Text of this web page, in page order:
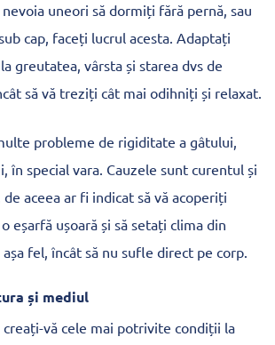
uneori să dormiți fără pernă, sau
cap, faceți lucrul acesta. Adaptați
greutatea, vârsta și starea dvs de
să vă treziți cât mai odihniți și relaxat.
probleme de rigiditate a gâtului,
în special vara. Cauzele sunt curentul și
aceea ar fi indicat să vă acoperiți
eșarfă ușoară și să setați clima din
fel, încât să nu sufle direct pe corp.
și mediul
creați-vă cele mai potrivite condiții la